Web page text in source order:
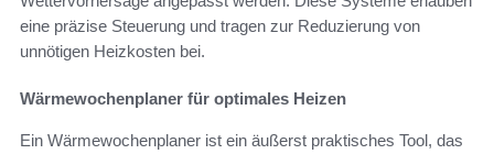
eine präzise Steuerung und tragen zur Reduzierung von
unnötigen Heizkosten bei.
Wärmewochenplaner für optimales Heizen
Ein Wärmewochenplaner ist ein äußerst praktisches Tool, das